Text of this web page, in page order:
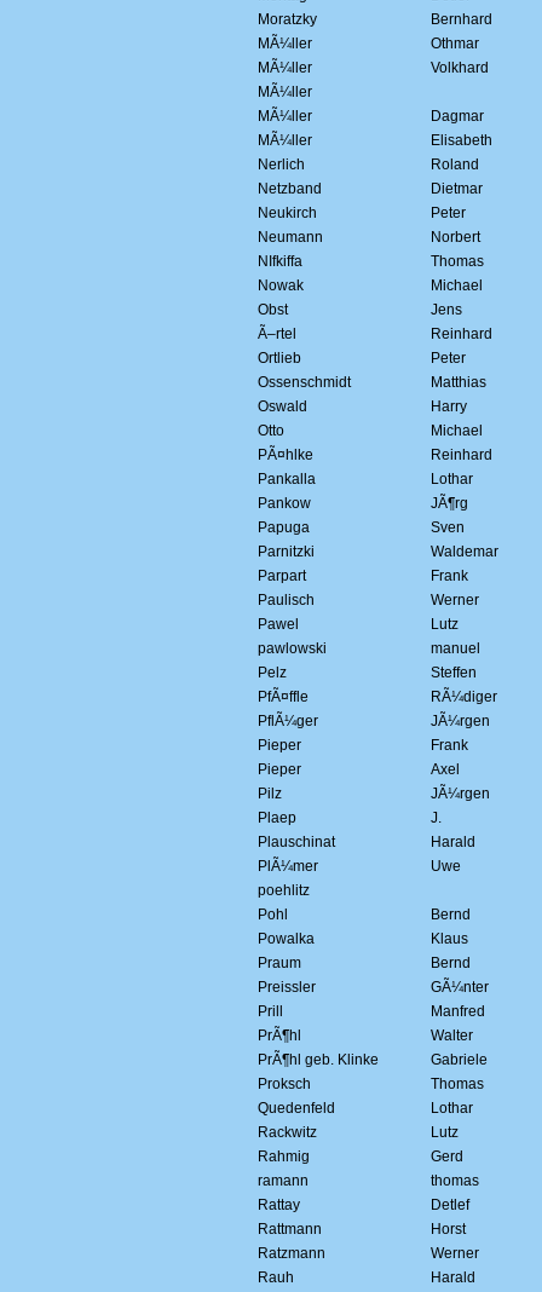
Moratzky
Bernhard
MÃ¼ller
Othmar
MÃ¼ller
Volkhard
MÃ¼ller
MÃ¼ller
Dagmar
MÃ¼ller
Elisabeth
Nerlich
Roland
Netzband
Dietmar
Neukirch
Peter
Neumann
Norbert
NIfkiffa
Thomas
Nowak
Michael
Obst
Jens
Ã–rtel
Reinhard
Ortlieb
Peter
Ossenschmidt
Matthias
Oswald
Harry
Otto
Michael
PÃ¤hlke
Reinhard
Pankalla
Lothar
Pankow
JÃ¶rg
Papuga
Sven
Parnitzki
Waldemar
Parpart
Frank
Paulisch
Werner
Pawel
Lutz
pawlowski
manuel
Pelz
Steffen
PfÃ¤ffle
RÃ¼diger
PflÃ¼ger
JÃ¼rgen
Pieper
Frank
Pieper
Axel
Pilz
JÃ¼rgen
Plaep
J.
Plauschinat
Harald
PlÃ¼mer
Uwe
poehlitz
Pohl
Bernd
Powalka
Klaus
Praum
Bernd
Preissler
GÃ¼nter
Prill
Manfred
PrÃ¶hl
Walter
PrÃ¶hl geb. Klinke
Gabriele
Proksch
Thomas
Quedenfeld
Lothar
Rackwitz
Lutz
Rahmig
Gerd
ramann
thomas
Rattay
Detlef
Rattmann
Horst
Ratzmann
Werner
Rauh
Harald